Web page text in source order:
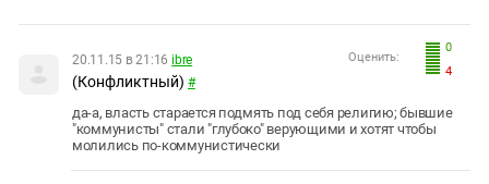
0
4
Оценить:
20.11.15 в 21:16 ibre
(Конфликтный) #
да-а, власть старается подмять под себя религию; бывшие
"коммунисты" стали "глубоко" верующими и хотят чтобы
молились по-коммунистически